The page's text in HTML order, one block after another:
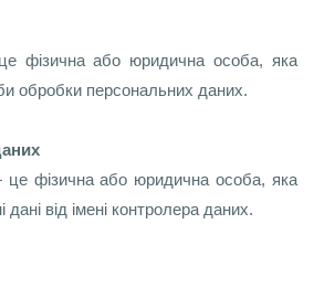
фізична або юридична особа, яка
обробки персональних даних.
фізична або юридична особа, яка
від імені контролера даних.